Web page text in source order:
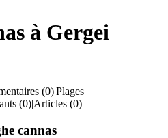
à Gergei
(0)|Plages
(0)|Articles (0)
cannas